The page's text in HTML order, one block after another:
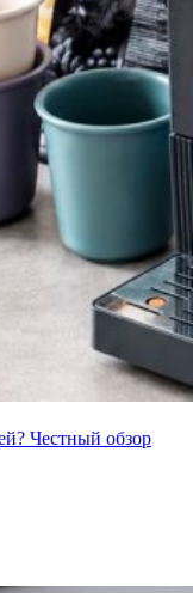
Честный обзор